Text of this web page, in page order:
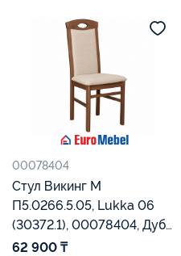
00078404
Стул Викинг М
П5.0266.5.05, Lukka 06
(30372.1), 00078404, Дуб
Рустикаль, Евромебель
62 900 ₸